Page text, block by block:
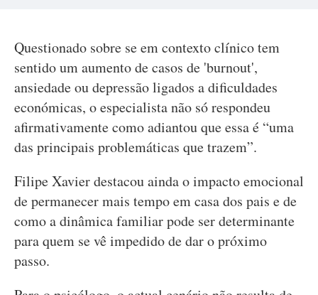
Questionado sobre se em contexto clínico tem
sentido um aumento de casos de 'burnout',
ansiedade ou depressão ligados a dificuldades
económicas, o especialista não só respondeu
afirmativamente como adiantou que essa é “uma
das principais problemáticas que trazem”.
Filipe Xavier destacou ainda o impacto emocional
de permanecer mais tempo em casa dos pais e de
como a dinâmica familiar pode ser determinante
para quem se vê impedido de dar o próximo
passo.